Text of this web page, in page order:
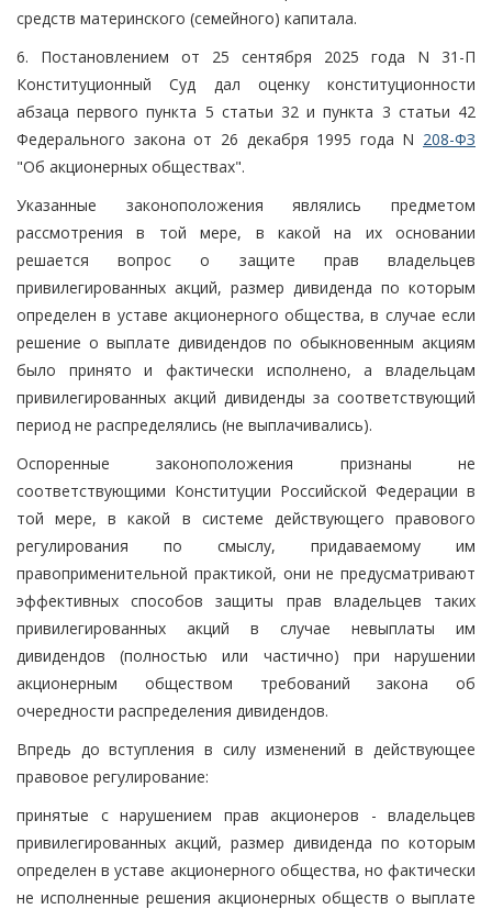
средств материнского (семейного) капитала.
6. Постановлением от 25 сентября 2025 года N 31-П
Конституционный Суд дал оценку конституционности
абзаца первого пункта 5 статьи 32 и пункта 3 статьи 42
Федерального закона от 26 декабря 1995 года N 208-ФЗ
"Об акционерных обществах".
Указанные законоположения являлись предметом
рассмотрения в той мере, в какой на их основании
решается вопрос о защите прав владельцев
привилегированных акций, размер дивиденда по которым
определен в уставе акционерного общества, в случае если
решение о выплате дивидендов по обыкновенным акциям
было принято и фактически исполнено, а владельцам
привилегированных акций дивиденды за соответствующий
период не распределялись (не выплачивались).
Оспоренные законоположения признаны не
соответствующими Конституции Российской Федерации в
той мере, в какой в системе действующего правового
регулирования по смыслу, придаваемому им
правоприменительной практикой, они не предусматривают
эффективных способов защиты прав владельцев таких
привилегированных акций в случае невыплаты им
дивидендов (полностью или частично) при нарушении
акционерным обществом требований закона об
очередности распределения дивидендов.
Впредь до вступления в силу изменений в действующее
правовое регулирование:
принятые с нарушением прав акционеров - владельцев
привилегированных акций, размер дивиденда по которым
определен в уставе акционерного общества, но фактически
не исполненные решения акционерных обществ о выплате